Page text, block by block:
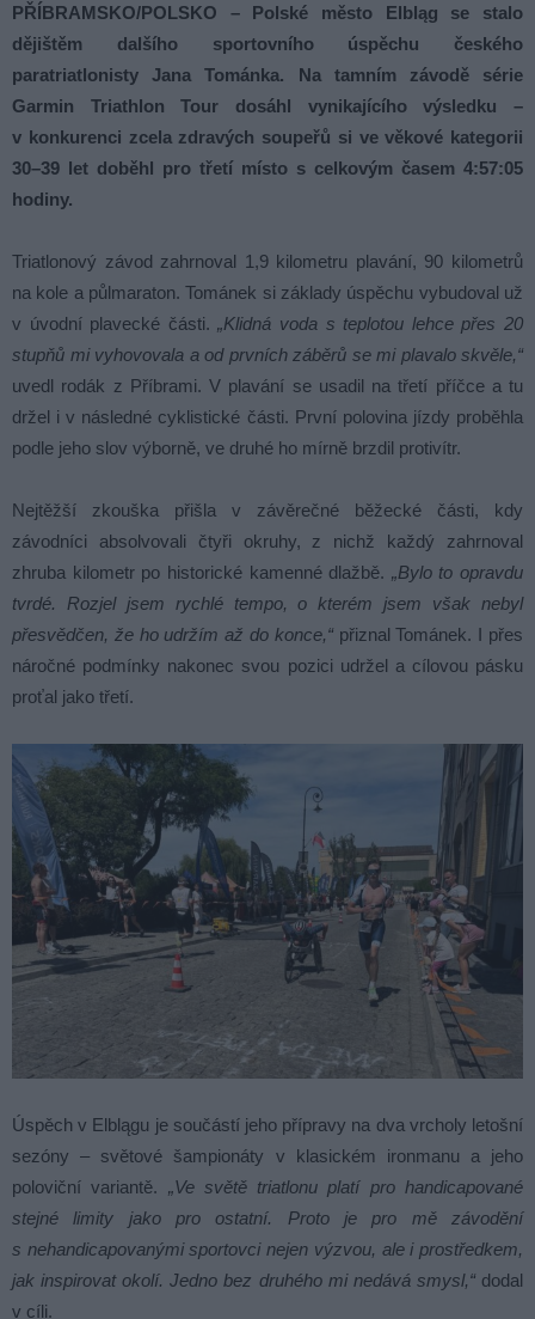
PŘÍBRAMSKO/POLSKO – Polské město Elbląg se stalo
dějištěm dalšího sportovního úspěchu českého
paratriatlonisty Jana Tománka. Na tamním závodě série
Garmin Triathlon Tour dosáhl vynikajícího výsledku –
v konkurenci zcela zdravých soupeřů si ve věkové kategorii
30–39 let doběhl pro třetí místo s celkovým časem 4:57:05
hodiny.
Triatlonový závod zahrnoval 1,9 kilometru plavání, 90 kilometrů
na kole a půlmaraton. Tománek si základy úspěchu vybudoval už
v úvodní plavecké části.„Klidná voda s teplotou lehce přes 20
stupňů mi vyhovovala a od prvních záběrů se mi plavalo skvěle,“
uvedl rodák z Příbrami. V plavání se usadil na třetí příčce a tu
držel i v následné cyklistické části. První polovina jízdy proběhla
podle jeho slov výborně, ve druhé ho mírně brzdil protivítr.
Nejtěžší zkouška přišla v závěrečné běžecké části, kdy
závodníci absolvovali čtyři okruhy, z nichž každý zahrnoval
zhruba kilometr po historické kamenné dlažbě. „Bylo to opravdu
tvrdé. Rozjel jsem rychlé tempo, o kterém jsem však nebyl
přesvědčen, že ho udržím až do konce,“přiznal Tománek. I přes
náročné podmínky nakonec svou pozici udržel a cílovou pásku
proťal jako třetí.
Úspěch v Elblągu je součástí jeho přípravy na dva vrcholy letošní
sezóny – světové šampionáty v klasickém ironmanu a jeho
poloviční variantě. „Ve světě triatlonu platí pro handicapované
stejné limity jako pro ostatní. Proto je pro mě závodění
s nehandicapovanými sportovci nejen výzvou, ale i prostředkem,
jak inspirovat okolí. Jedno bez druhého mi nedává smysl,“dodal
v cíli.